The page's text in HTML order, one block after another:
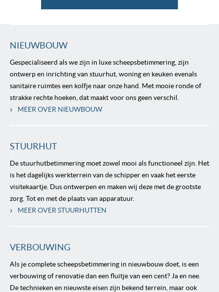
NIEUWBOUW
Gespecialiseerd als we zijn in luxe scheepsbetimmering, zijn
ontwerp en inrichting van stuurhut, woning en keuken evenals
sanitaire ruimtes een kolfje naar onze hand. Met mooie ronde of
strakke rechte hoeken, dat maakt voor ons geen verschil.
› MEER OVER NIEUWBOUW
STUURHUT
De stuurhutbetimmering moet zowel mooi als functioneel zijn. Het
is het dagelijks werkterrein van de schipper en vaak het eerste
visitekaartje. Dus ontwerpen en maken wij deze met de grootste
zorg. Tot en met de plaats van apparatuur.
› MEER OVER STUURHUTTEN
VERBOUWING
Als je complete scheepsbetimmering in nieuwbouw doet, is een
verbouwing of renovatie dan een fluitje van een cent? Ja en nee.
De technieken en nieuwste eisen zijn bekend terrein, maar ook